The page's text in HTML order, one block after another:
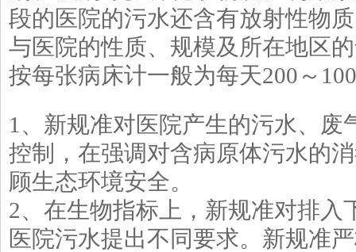
段的医院的污水还含有放射性物
与医院的性质、规模及所在地区
按每张病床计一般为每天200～
1、新规准对医院产生的污水、废
控制，在强调对含病原体污水的
顾生态环境安全。
2、在生物指标上，新规准对排入
医院污水提出不同要求。新规准